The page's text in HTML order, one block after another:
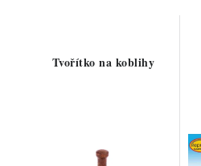
Tvořítko na koblihy